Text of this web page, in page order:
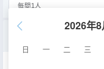
2026年8
日 一 二 三